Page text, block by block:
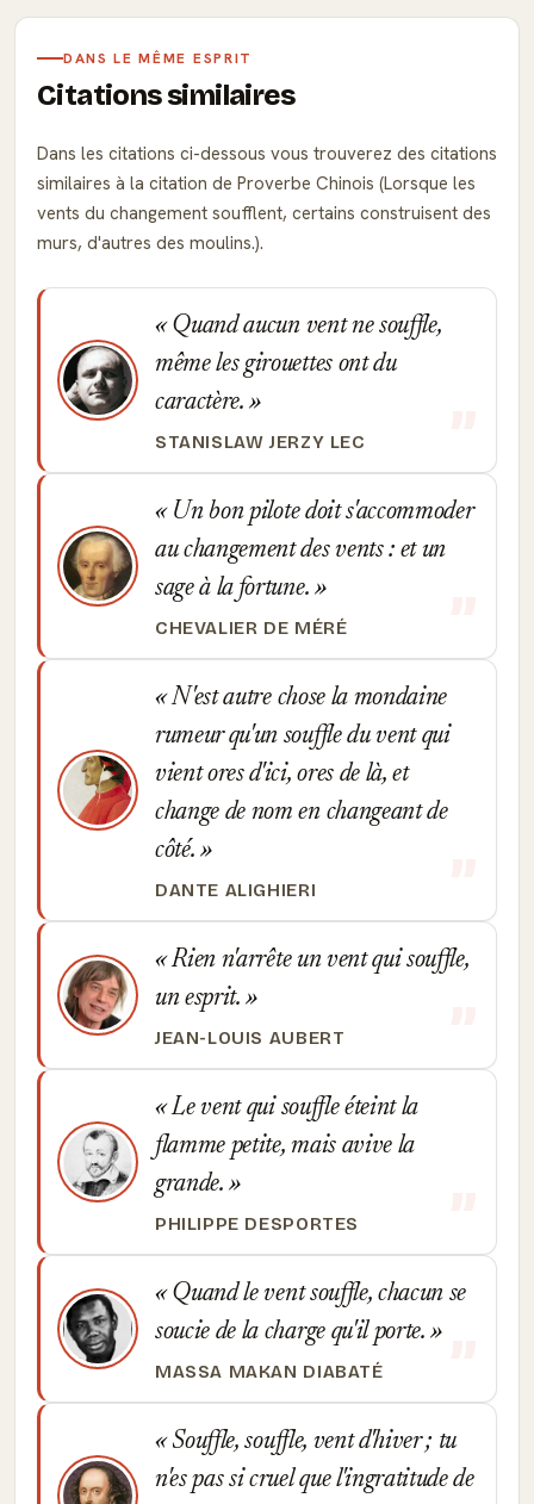
DANS LE MÊME ESPRIT
Citations similaires
Dans les citations ci-dessous vous trouverez des citations
similaires à la citation de Proverbe Chinois (Lorsque les
vents du changement soufflent, certains construisent des
murs, d'autres des moulins.).
Quand aucun vent ne souffle,
même les girouettes ont du
caractère.
STANISLAW JERZY LEC
Un bon pilote doit s'accommoder
au changement des vents : et un
sage à la fortune.
CHEVALIER DE MÉRÉ
N'est autre chose la mondaine
rumeur qu'un souffle du vent qui
vient ores d'ici, ores de là, et
change de nom en changeant de
côté.
DANTE ALIGHIERI
Rien n'arrête un vent qui souffle,
un esprit.
JEAN-LOUIS AUBERT
Le vent qui souffle éteint la
flamme petite, mais avive la
grande.
PHILIPPE DESPORTES
Quand le vent souffle, chacun se
soucie de la charge qu'il porte.
MASSA MAKAN DIABATÉ
Souffle, souffle, vent d'hiver ; tu
n'es pas si cruel que l'ingratitude de